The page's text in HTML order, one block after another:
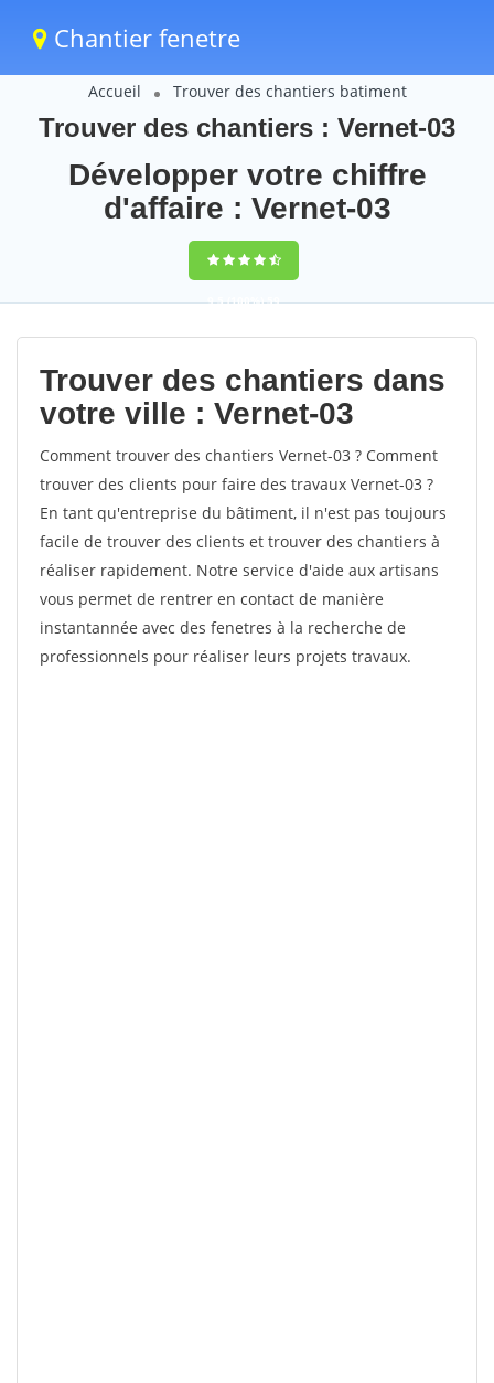
Chantier fenetre
Accueil Trouver des chantiers batiment
Trouver des chantiers : Vernet-03
Développer votre chiffre
d'affaire : Vernet-03
9,5(100%)59
votes
Trouver des chantiers dans
votre ville : Vernet-03
Comment trouver des chantiers Vernet-03 ? Comment
trouver des clients pour faire des travaux Vernet-03 ?
En tant qu'entreprise du bâtiment, il n'est pas toujours
facile de trouver des clients et trouver des chantiers à
réaliser rapidement. Notre service d'aide aux artisans
vous permet de rentrer en contact de manière
instantannée avec des fenetres à la recherche de
professionnels pour réaliser leurs projets travaux.